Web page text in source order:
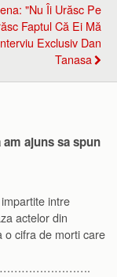
"Nu Îi Urăsc Pe
Faptul Că Ei Mă
Exclusiv Dan
Tanasa
ajuns sa spun
intre
actelor din
o cifra de morti care